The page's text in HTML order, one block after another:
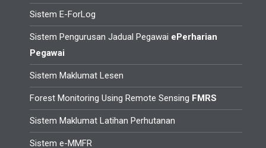
Sistem E-ForLog
Sistem Pengurusan Jadual Pegawai ePerharian
Pegawai
Sistem Maklumat Lesen
Forest Monitoring Using Remote Sensing FMRS
Sistem Maklumat Latihan Perhutanan
Sistem e-MMFR